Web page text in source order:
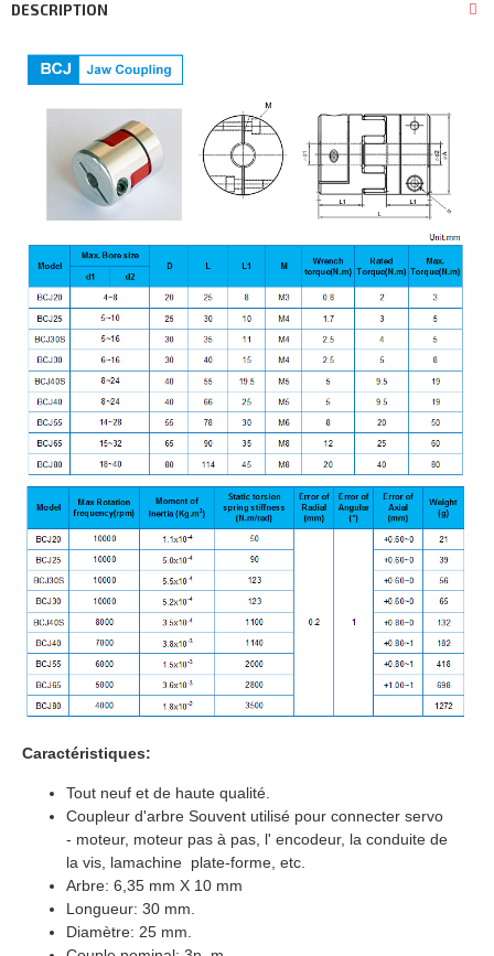
DESCRIPTION
Caractéristiques:
Tout neuf et de haute qualité.
Coupleur d'arbre Souvent utilisé pour connecter servo
- moteur, moteur pas à pas, l' encodeur, la conduite de
la vis, lamachine plate-forme, etc.
Arbre: 6,35 mm X 10 mm
Longueur: 30 mm.
Diamètre: 25 mm.